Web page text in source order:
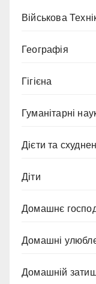
Військова
Географія
Гігієна
Гуманітарні
Дієти та
Діти
Домашнє
Домашні
Домашній